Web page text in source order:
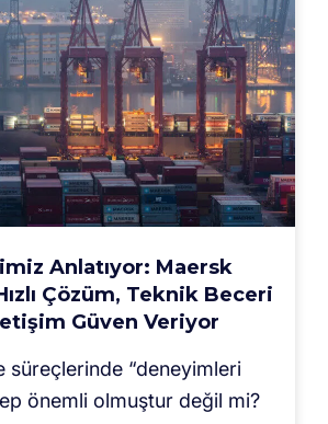
Anlatıyor: Maersk
Çözüm, Teknik Beceri
Güven Veriyor
süreçlerinde “deneyimleri
önemli olmuştur değil mi?